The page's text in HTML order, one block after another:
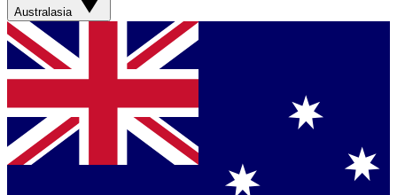
Australasia